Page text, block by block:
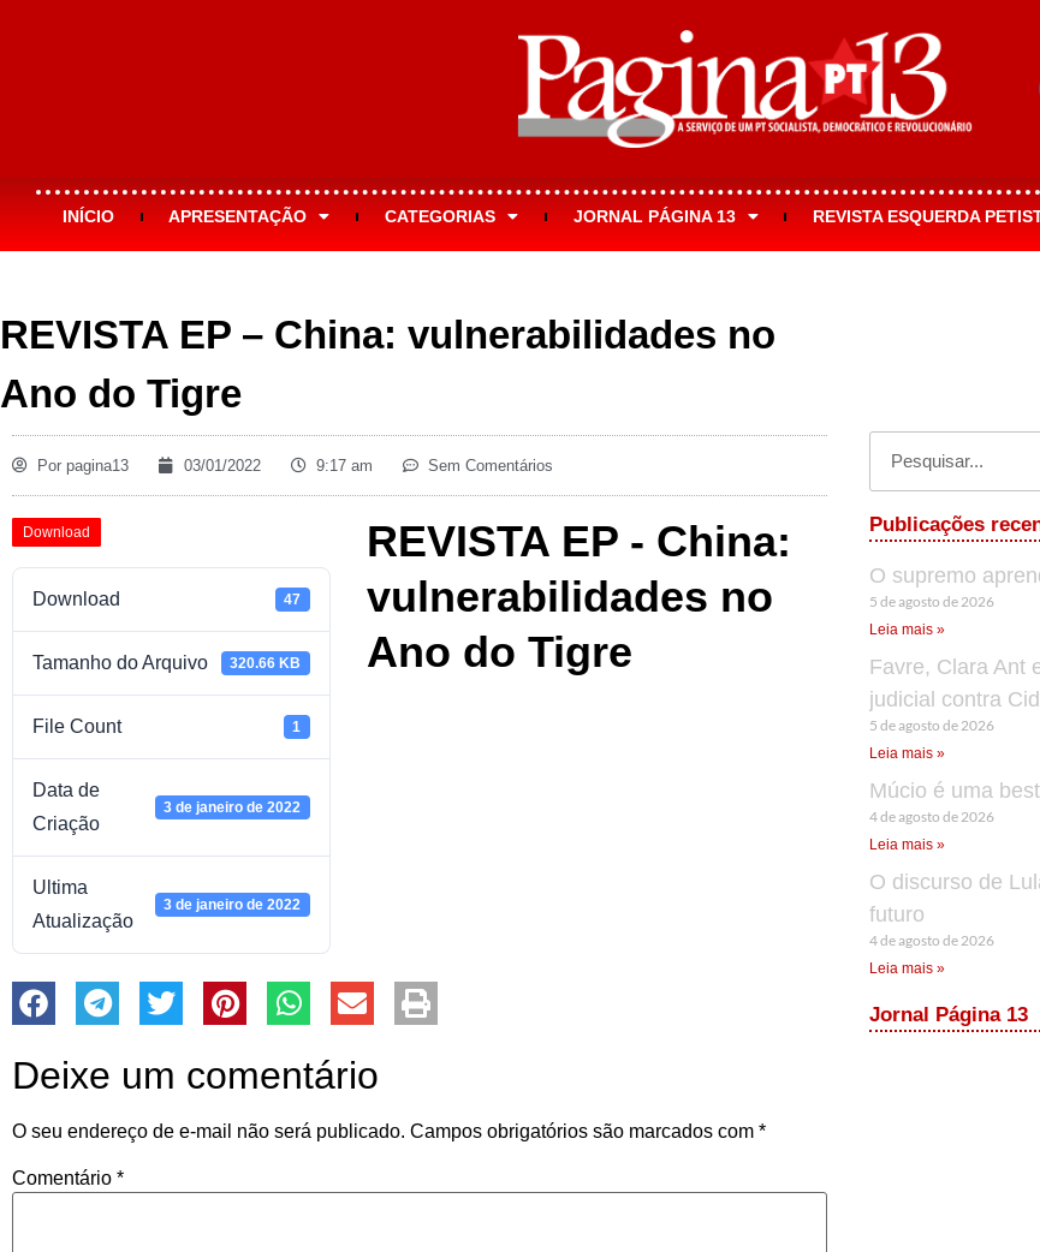
INÍCIO APRESENTAÇÃO CATEGORIAS JORNAL PÁGINA 13 REVISTA ESQUERDA
REVISTA EP – China: vulnerabilidades no
Ano do Tigre
Por pagina13 03/01/2022 9:17 am Sem Comentários
Download
Download 47
Tamanho do Arquivo 320.66 KB
File Count 1
Data de
Criação
3 de janeiro de 2022
Ultima
Atualização
3 de janeiro de 2022
REVISTA EP - China:
vulnerabilidades no
Ano do Tigre
Deixe um comentário
O seu endereço de e-mail não será publicado. Campos obrigatórios são marcados com *
Comentário *
Publicações
O supremo
5 de agosto de 2026
Leia mais »
Favre, Clara Ant
judicial contra
5 de agosto de 2026
Leia mais »
Múcio é uma
4 de agosto de 2026
Leia mais »
O discurso de
futuro
4 de agosto de 2026
Leia mais »
Jornal Página 13